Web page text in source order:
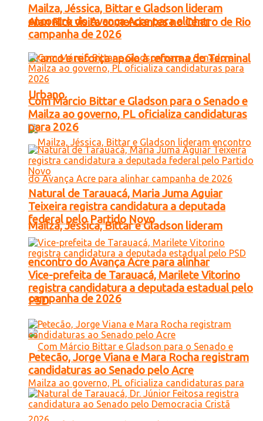
Alan Rick visita comerciantes no Centro de Rio
Branco e reforça apoio à reforma do Terminal
Urbano
Mailza, Jéssica, Bittar e Gladson lideram
encontro do Avança Acre para alinhar
campanha de 2026
Mailza, Jéssica, Bittar e Gladson lideram
encontro do Avança Acre para alinhar
campanha de 2026
Com Márcio Bittar e Gladson para o Senado e
Mailza ao governo, PL oficializa candidaturas
para 2026
Natural de Tarauacá, Maria Juma Aguiar
Teixeira registra candidatura a deputada
federal pelo Partido Novo
Vice-prefeita de Tarauacá, Marilete Vitorino
registra candidatura a deputada estadual pelo
PSD
Petecão, Jorge Viana e Mara Rocha registram
candidaturas ao Senado pelo Acre